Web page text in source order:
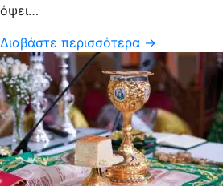
όψει…
Διαβάστε περισσότερα →